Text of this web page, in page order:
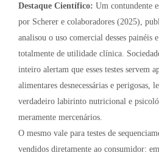
Destaque Científico: Um contundente
por Scherer e colaboradores (2025),
analisou o uso comercial desses painéis
totalmente de utilidade clínica.
inteiro alertam que esses testes servem
alimentares desnecessárias e perigosas,
verdadeiro labirinto nutricional e
meramente mercenários.
O mesmo vale para testes de
vendidos diretamente ao consumidor: